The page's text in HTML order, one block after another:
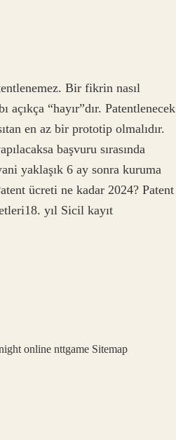
Bir fikrin nasıl
açıkça “hayır”dır. Patentlenecek
en az bir prototip olmalıdır.
başvuru sırasında
yaklaşık 6 ay sonra kuruma
ücreti ne kadar 2024? Patent
yıl Sicil kayıt
online nttgame Sitemap